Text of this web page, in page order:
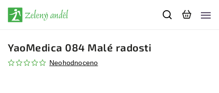
YaoMedica 084 Malé radosti
Neohodnoceno